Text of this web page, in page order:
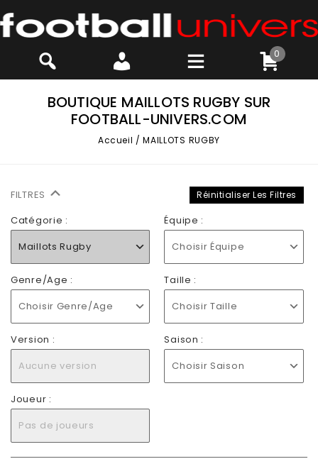
0
BOUTIQUE MAILLOTS RUGBY SUR
FOOTBALL-UNIVERS.COM
Accueil /MAILLOTS RUGBY
FILTRES Réinitialiser Les Filtres
Catégorie :
Maillots Rugby
Équipe :
Choisir Équipe
Genre/Age :
Choisir Genre/Age
Taille :
Choisir Taille
Version :
Aucune version
Saison :
Choisir Saison
Joueur :
Pas de joueurs